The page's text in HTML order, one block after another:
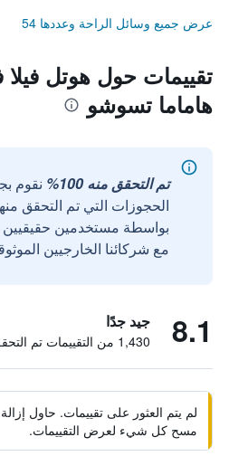
عرض جميع وسائل الراحة وعددها 54
تقييمات حول هوتل فيلا
هاماما تسوشو
تم التحقق منه 100%
نقوم
الحجوزات التي تم التحقق
مع شركائنا الخارجيين
8.1 جيد جدًا
1,430 من التقييمات تم التحقق منها
لم يتم العثور على تقييمات. حاول
مسح كل شيء لعرض التقييمات.